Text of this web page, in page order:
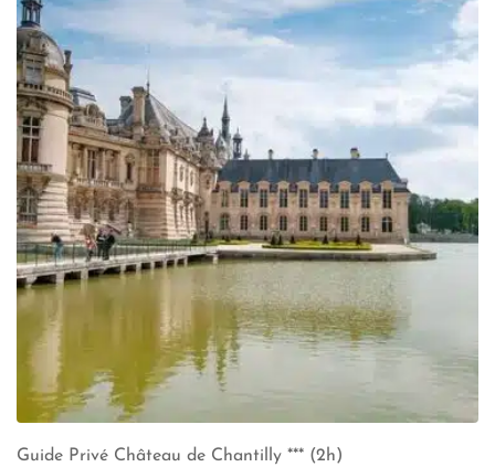
Guide Privé Château de Chantilly *** (2h)